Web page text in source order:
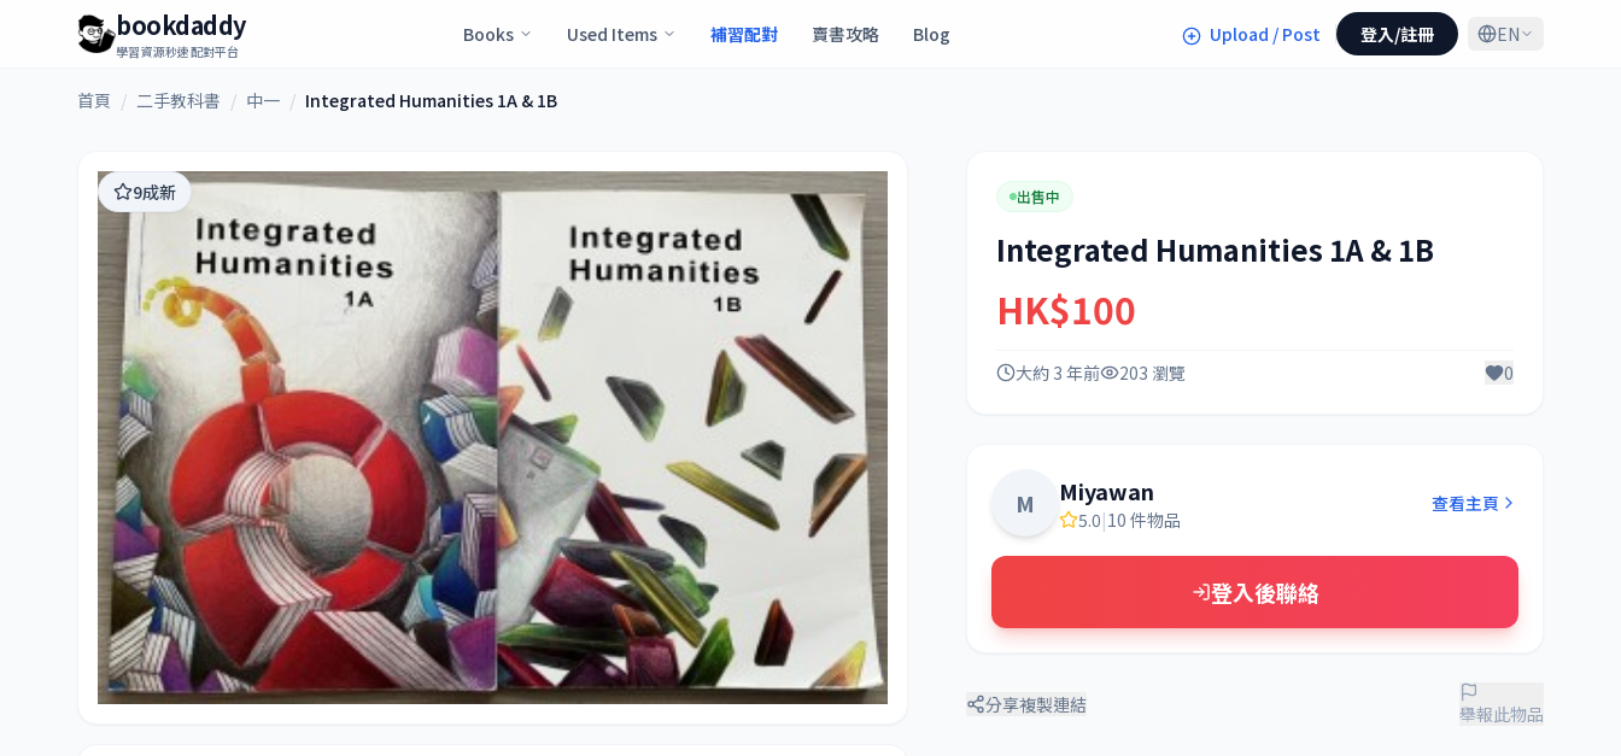
bookdaddy
學習資源秒速配對平台
Books Used Items 補習配對 賣書攻略 Blog Upload / Post 登入/註冊 EN
首頁 / 二手教科書 / 中一 / Integrated Humanities 1A & 1B
9成新 出售中
Integrated Humanities 1A & 1B
HK$100
大約 3 年前 203 瀏覽 0
M Miyawan
5.0|10 件物品
查看主頁
登入後聯絡
分享複製連結 舉報此物品